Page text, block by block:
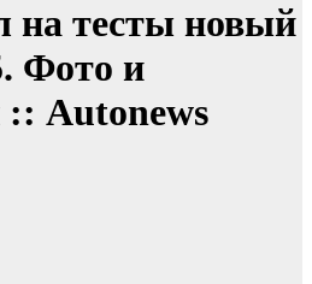
на тесты новый
Фото и
:: Autonews